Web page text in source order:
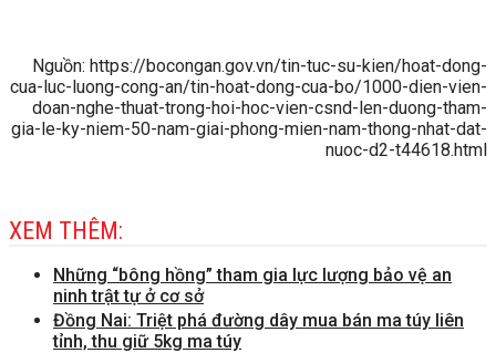
Nguồn: https://bocongan.gov.vn/tin-tuc-su-kien/hoat-dong-
cua-luc-luong-cong-an/tin-hoat-dong-cua-bo/1000-dien-vien-
doan-nghe-thuat-trong-hoi-hoc-vien-csnd-len-duong-tham-
gia-le-ky-niem-50-nam-giai-phong-mien-nam-thong-nhat-dat-
nuoc-d2-t44618.html
XEM THÊM:
Những “bông hồng” tham gia lực lượng bảo vệ an
ninh trật tự ở cơ sở
Đồng Nai: Triệt phá đường dây mua bán ma túy liên
tỉnh, thu giữ 5kg ma túy